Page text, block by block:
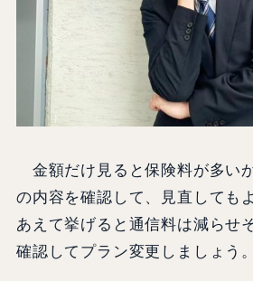
金額だけ見ると保険料が多い
の内容を確認して、見直しても
あえて挙げると通信料は減らせ
確認してプラン変更しましょう。